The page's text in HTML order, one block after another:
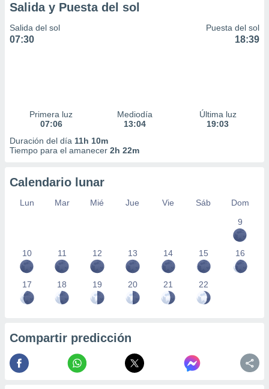
Salida y Puesta del sol
Salida del sol
07:30
Puesta del sol
18:39
Primera luz
07:06
Mediodía
13:04
Última luz
19:03
Duración del día 11h 10m
Tiempo para el amanecer 2h 22m
Calendario lunar
Lun Mar Mié Jue Vie Sáb
Dom
9
10 11 12 13 14 15 16
17 18 19 20 21 22
Compartir predicción